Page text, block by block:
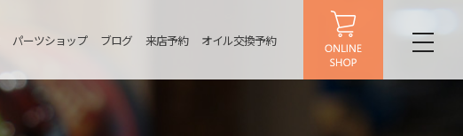
パーツショップ ブログ 来店予約 オイル交換予約